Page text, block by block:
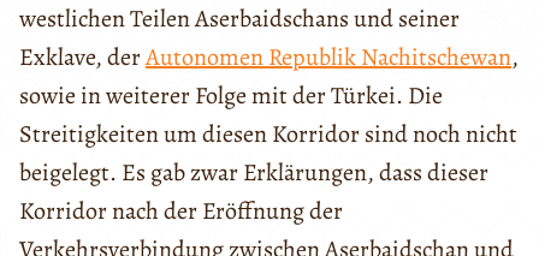
westlichen Teilen Aserbaidschans und seiner
Exklave, derAutonomen Republik Nachitschewan,
sowie in weiterer Folge mit der Türkei. Die
Streitigkeiten um diesen Korridor sind noch nicht
beigelegt. Es gab zwar Erklärungen, dass dieser
Korridor nach der Eröffnung der
Verkehrsverbindung zwischen Aserbaidschan und